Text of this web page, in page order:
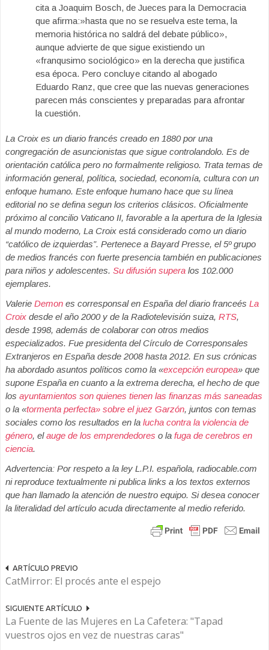
cita a Joaquim Bosch, de Jueces para la Democracia
que afirma:»hasta que no se resuelva este tema, la
memoria histórica no saldrá del debate público»,
aunque advierte de que sigue existiendo un
«franqusimo sociológico» en la derecha que justifica
esa época. Pero concluye citando al abogado
Eduardo Ranz, que cree que las nuevas generaciones
parecen más conscientes y preparadas para afrontar
la cuestión.
La Croix es un diario francés creado en 1880 por una
congregación de asuncionistas que sigue controlandolo. Es de
orientación católica pero no formalmente religioso. Trata temas de
información general, política, sociedad, economía, cultura con un
enfoque humano. Este enfoque humano hace que su línea
editorial no se defina segun los criterios clásicos. Oficialmente
próximo al concilio Vaticano II, favorable a la apertura de la Iglesia
al mundo moderno, La Croix está considerado como un diario
“católico de izquierdas”. Pertenece a Bayard Presse, el 5º grupo
de medios francés con fuerte presencia también en publicaciones
para niños y adolescentes. Su difusión supera los 102.000
ejemplares.
Valerie Demon es corresponsal en España del diario franceés La
Croix desde el año 2000 y de la Radiotelevisión suiza, RTS,
desde 1998, además de colaborar con otros medios
especializados. Fue presidenta del Círculo de Corresponsales
Extranjeros en España desde 2008 hasta 2012. En sus crónicas
ha abordado asuntos políticos como la «excepción europea» que
supone España en cuanto a la extrema derecha, el hecho de que
los ayuntamientos son quienes tienen las finanzas más saneadas
o la «tormenta perfecta» sobre el juez Garzón, juntos con temas
sociales como los resultados en la lucha contra la violencia de
género, elauge de los emprendedores o la fuga de cerebros en
ciencia.
Advertencia: Por respeto a la ley L.P.I. española, radiocable.com
ni reproduce textualmente ni publica links a los textos externos
que han llamado la atención de nuestro equipo. Si desea conocer
la literalidad del artículo acuda directamente al medio referido.
ARTÍCULO PREVIO
CatMirror: El procés ante el espejo
SIGUIENTE ARTÍCULO
La Fuente de las Mujeres en La Cafetera: "Tapad
vuestros ojos en vez de nuestras caras"